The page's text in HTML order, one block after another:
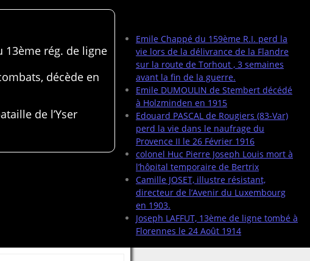
Emile Chappé du 159ème R.I. perd la
vie lors de la délivrance de la Flandre
sur la route de Torhout , 3 semaines
avant la fin de la guerre.
Emile DUMOULIN de Stembert décédé
à Holzminden en 1915
Edouard PASCAL de Rougiers (83-Var)
perd la vie dans le naufrage du
Provence II le 26 Février 1916
colonel Huc Pierre Joseph Louis mort à
l’hôpital temporaire de Bertrix
Camille JOSET, illustre résistant,
directeur de l’Avenir du Luxembourg
en 1903.
Joseph LAFFUT, 13ème de ligne tombé à
Florennes le 24 Août 1914
13ème rég. de ligne
décède en
de l’Yser